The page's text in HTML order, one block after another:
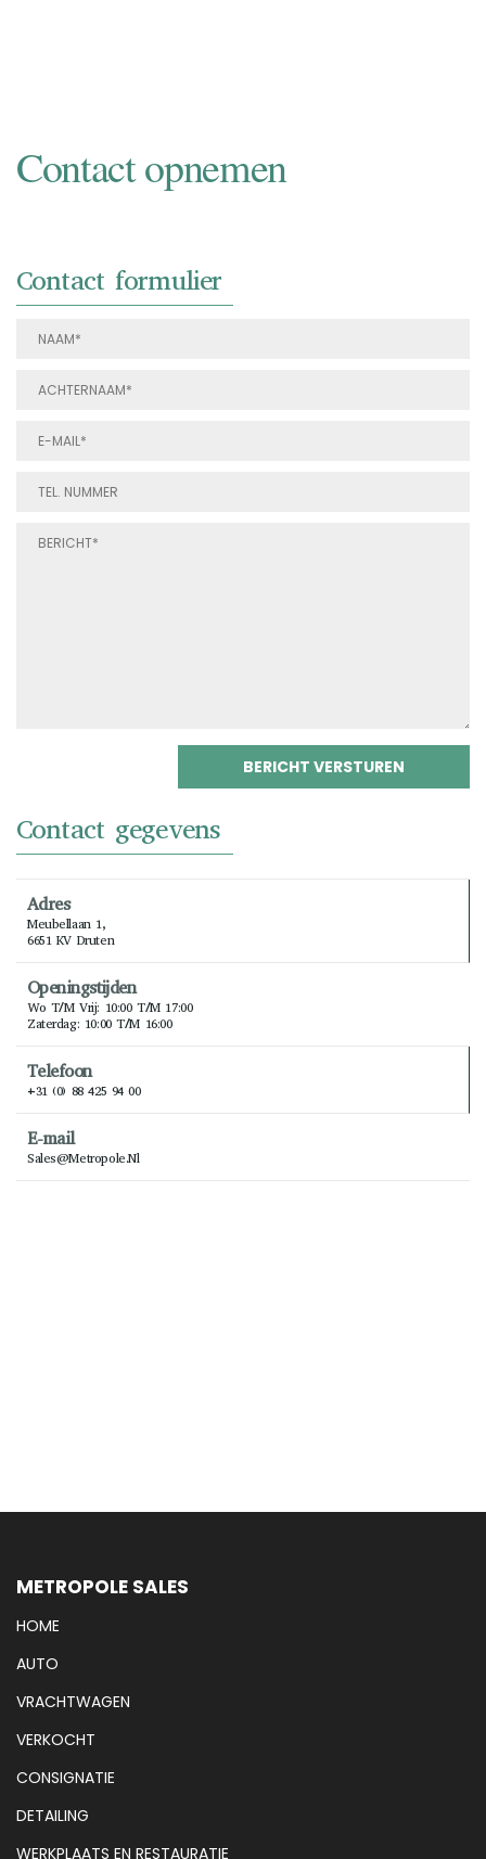
Contact opnemen
Contact formulier
Contact gegevens
Adres
Meubellaan 1,
6651 KV Druten
Openingstijden
Wo T/m Vrij: 10:00 T/m 17:00
Zaterdag: 10:00 T/m 16:00
Telefoon
+31 (0) 88 425 94 00
E-mail
Sales@metropole.nl
METROPOLE SALES
HOME
AUTO
VRACHTWAGEN
VERKOCHT
CONSIGNATIE
DETAILING
WERKPLAATS EN RESTAURATIE